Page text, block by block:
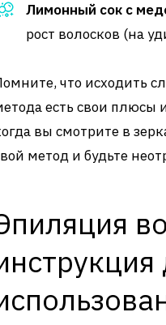
Лимонный сок с
рост волосков (на
что исходить
есть свои плюсы
вы смотрите в
метод и будьте